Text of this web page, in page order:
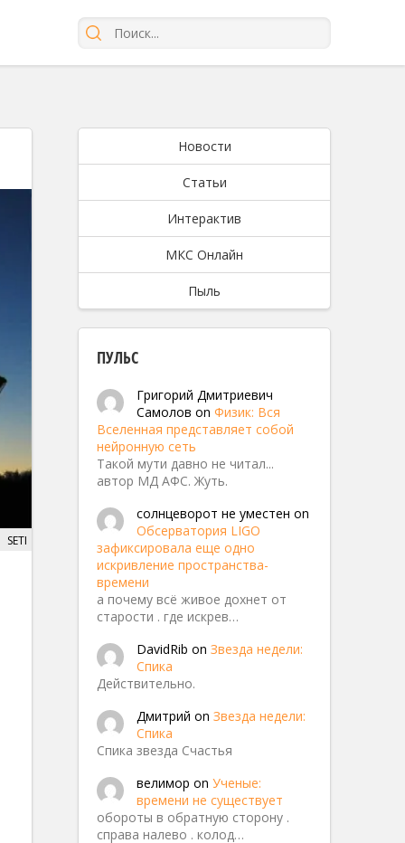
SETI
Новости
Статьи
Интерактив
МКС Онлайн
Пыль
ПУЛЬС
Григорий Дмитриевич
Самолов on Физик: Вся
Вселенная представляет собой
нейронную сеть
Такой мути давно не читал...
автор МД АФС. Жуть.
солнцеворот не уместен on
Обсерватория LIGO
зафиксировала еще одно
искривление пространства-
времени
а почему всё живое дохнет от
старости . где искрев…
DavidRib on Звезда недели:
Спика
Действительно.
Дмитрий on Звезда недели:
Спика
Спика звезда Счастья
велимор on Ученые:
времени не существует
обороты в обратную сторону .
справа налево . колод…